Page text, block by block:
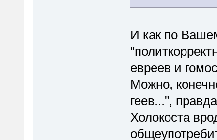
И как по
евреев и
Можно,
геев...",
Холокоста